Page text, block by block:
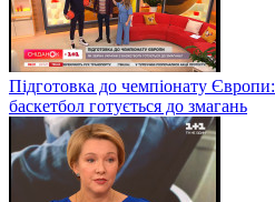
Підготовка до чемпіонату
баскетбол готується до змагань